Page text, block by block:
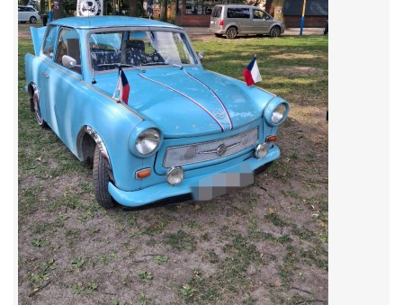
Stanovy Old Fiat Clubu, z. s.
GDPR
oldfiatclub@seznam.cz |RSS